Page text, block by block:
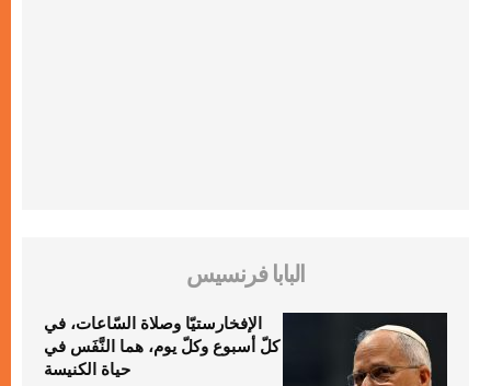
البابا فرنسيس
الإفخارستيّا وصلاة السّاعات، في
كلّ أسبوع وكلّ يوم، هما النَّفَس في
حياة الكنيسة